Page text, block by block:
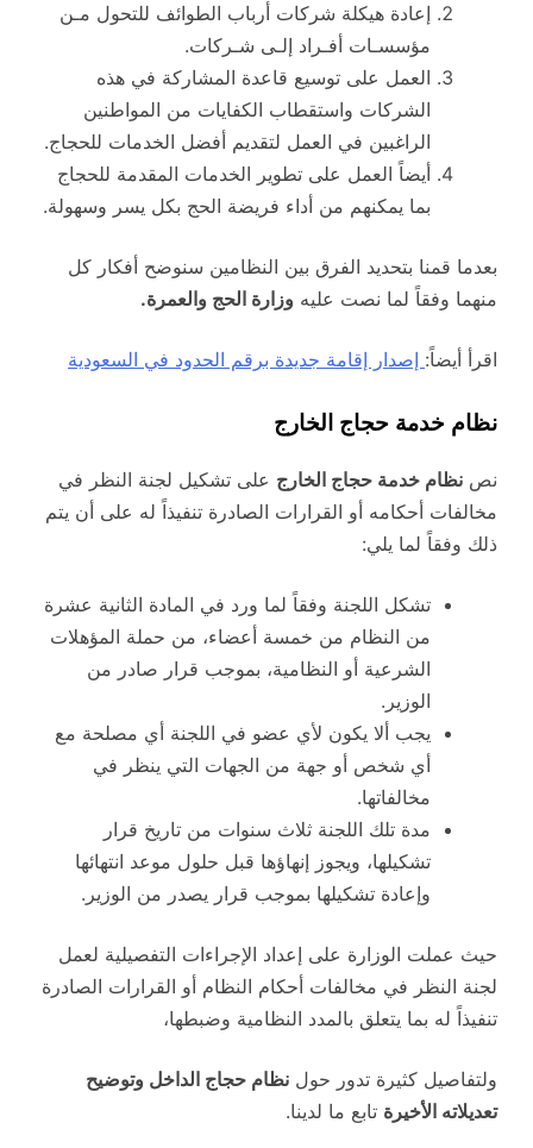
إعادة هيكلة شركات أرباب الطوائف للتحول مـن
مؤسسـات أفـراد إلـى شـركات.
العمل على توسيع قاعدة المشاركة في هذه
الشركات واستقطاب الكفايات من المواطنين
الراغبين في العمل لتقديم أفضل الخدمات للحجاج.
أيضاً العمل على تطوير الخدمات المقدمة للحجاج
بما يمكنهم من أداء فريضة الحج بكل يسر وسهولة.
بعدما قمنا بتحديد الفرق بين النظامين سنوضح أفكار كل
منهما وفقاً لما نصت عليه وزارة الحج والعمرة.
اقرأ أيضاً: إصدار إقامة جديدة برقم الحدود في السعودية
نظام خدمة حجاج الخارج
نص نظام خدمة حجاج الخارج على تشكيل لجنة النظر في
مخالفات أحكامه أو القرارات الصادرة تنفيذاً له على أن يتم
ذلك وفقاً لما يلي:
تشكل اللجنة وفقاً لما ورد في المادة الثانية عشرة
من النظام من خمسة أعضاء، من حملة المؤهلات
الشرعية أو النظامية، بموجب قرار صادر من
الوزير.
يجب ألا يكون لأي عضو في اللجنة أي مصلحة مع
أي شخص أو جهة من الجهات التي ينظر في
مخالفاتها.
مدة تلك اللجنة ثلاث سنوات من تاريخ قرار
تشكيلها، ويجوز إنهاؤها قبل حلول موعد انتهائها
وإعادة تشكيلها بموجب قرار يصدر من الوزير.
حيث عملت الوزارة على إعداد الإجراءات التفصيلية لعمل
لجنة النظر في مخالفات أحكام النظام أو القرارات الصادرة
تنفيذاً له بما يتعلق بالمدد النظامية وضبطها،
ولتفاصيل كثيرة تدور حول نظام حجاج الداخل وتوضيح
تعديلاته الأخيرة تابع ما لدينا.